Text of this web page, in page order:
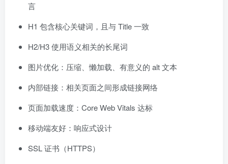
言
H1 包含核心关键词，且与 Title 一致
H2/H3 使用语义相关的长尾词
图片优化：压缩、懒加载、有意义的 alt 文本
内部链接：相关页面之间形成链接网络
页面加载速度：Core Web Vitals 达标
移动端友好：响应式设计
SSL 证书（HTTPS）